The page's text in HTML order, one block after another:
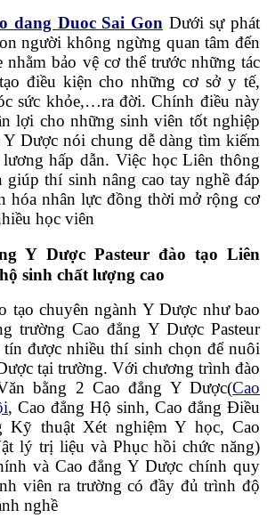
dang Duoc Sai Gon Dưới sự phát
người không ngừng quan tâm đến
nhằm bảo vệ cơ thể trước những tác
điều kiện cho những cơ sở y tế,
sức khỏe,…ra đời. Chính điều này
lợi cho những sinh viên tốt nghiệp
Y Dược nói chung dễ dàng tìm kiếm
hấp dẫn. Việc học Liên thông
giúp thí sinh nâng cao tay nghề đáp
hóa nhân lực đồng thời mở rộng cơ
học viên
Y Dược Pasteur đào tạo Liên
sinh chất lượng cao
tạo chuyên ngành Y Dược như bao
trường Cao đẳng Y Dược Pasteur
được nhiều thí sinh chọn để nuôi
tại trường. Với chương trình đào
bằng 2 Cao đẳng Y Dược(Cao
, Cao đẳng Hộ sinh, Cao đẳng Điều
Kỹ thuật Xét nghiệm Y học, Cao
lý trị liệu và Phục hồi chức năng)
và Cao đẳng Y Dược chính quy
viên ra trường có đầy đủ trình độ
nghề